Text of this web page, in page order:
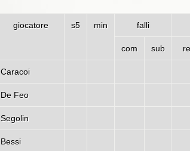
giocatore s5 min falli
com sub
Caracoi
De Feo
Segolin
Bessi